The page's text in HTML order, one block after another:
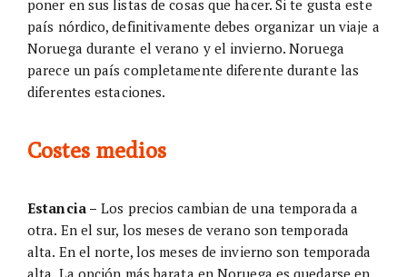
poner en sus listas de cosas que hacer. Si te gusta este
país nórdico, definitivamente debes organizar un viaje a
Noruega durante el verano y el invierno. Noruega
parece un país completamente diferente durante las
diferentes estaciones.
Costes medios
Estancia – Los precios cambian de una temporada a
otra. En el sur, los meses de verano son temporada
alta. En el norte, los meses de invierno son temporada